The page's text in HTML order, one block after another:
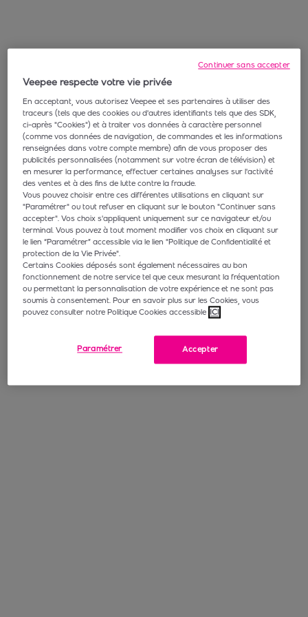
Veepee respecte votre vie privée
En acceptant, vous autorisez Veepee et ses partenaires à utiliser des
traceurs (tels que des cookies ou d'autres identifiants tels que des SDK,
ci-après "Cookies") et à traiter vos données à caractère personnel
(comme vos données de navigation, de commandes et les informations
renseignées dans votre compte membre) afin de vous proposer des
publicités personnalisées (notamment sur votre écran de télévision) et
en mesurer la performance, effectuer certaines analyses sur l'activité
des ventes et à des fins de lutte contre la fraude.
Vous pouvez choisir entre ces différentes utilisations en cliquant sur
"Paramétrer" ou tout refuser en cliquant sur le bouton "Continuer sans
accepter". Vos choix s'appliquent uniquement sur ce navigateur et/ou
terminal. Vous pouvez à tout moment modifier vos choix en cliquant sur
le lien “Paramétrer” accessible via le lien "Politique de Confidentialité et
protection de la Vie Privée".
Certains Cookies déposés sont également nécessaires au bon
fonctionnement de notre service tel que ceux mesurant la fréquentation
ou permettant la personnalisation de votre expérience et ne sont pas
soumis à consentement. Pour en savoir plus sur les Cookies, vous
pouvez consulter notre Politique Cookies accessible ICI
Accepter
Paramétrer
Continuer sans accepter